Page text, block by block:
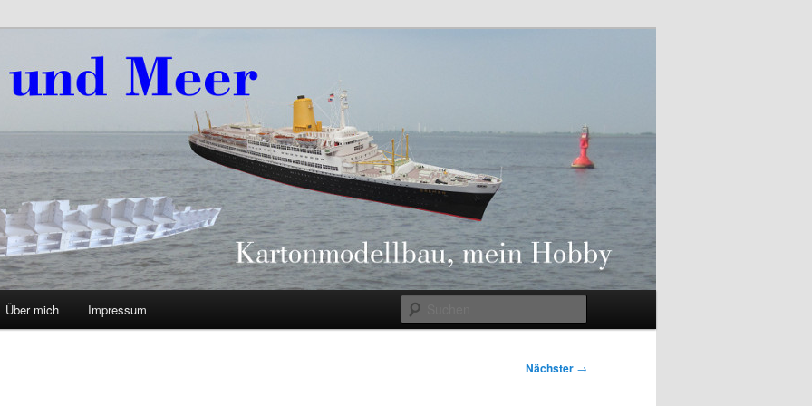
Über mich Impressum
Nächster →